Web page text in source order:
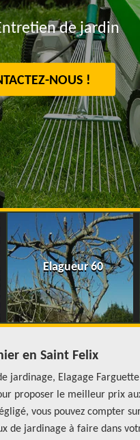
de jardin
NOUS !
Elagueur 60
en Saint Felix
jardinage, Elagage
proposer le meilleur prix
vous pouvez compter
de jardinage à faire dans